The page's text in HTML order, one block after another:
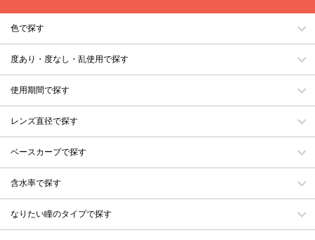
色で探す
度あり・度なし・乱使用で探す
使用期間で探す
レンズ直径で探す
ベースカーブで探す
含水率で探す
なりたい瞳のタイプで探す